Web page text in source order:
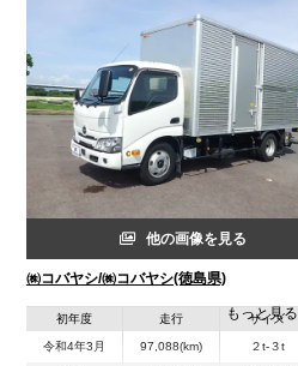
他の画像を見る
㈱コバヤシ/㈱コバヤシ(徳島県)
初年度
令和4年3月
走行
97,088(km)
サイズ
２t-３t
もっと見る